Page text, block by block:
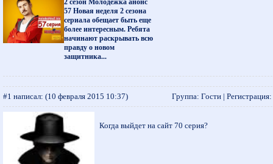
2 сезон Молодежка анонс
57 Новая неделя 2 сезона
сериала обещает быть еще
более интересным. Ребята
начинают раскрывать всю
правду о новом
защитника...
#1 написал: (10 февраля 2015 10:37) Группа: Гости |
Когда выйдет на сайт 70 серия?